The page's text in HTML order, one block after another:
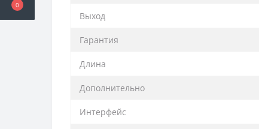
0
Выход
Гарантия
Длина
Дополнительно
Интерфейс